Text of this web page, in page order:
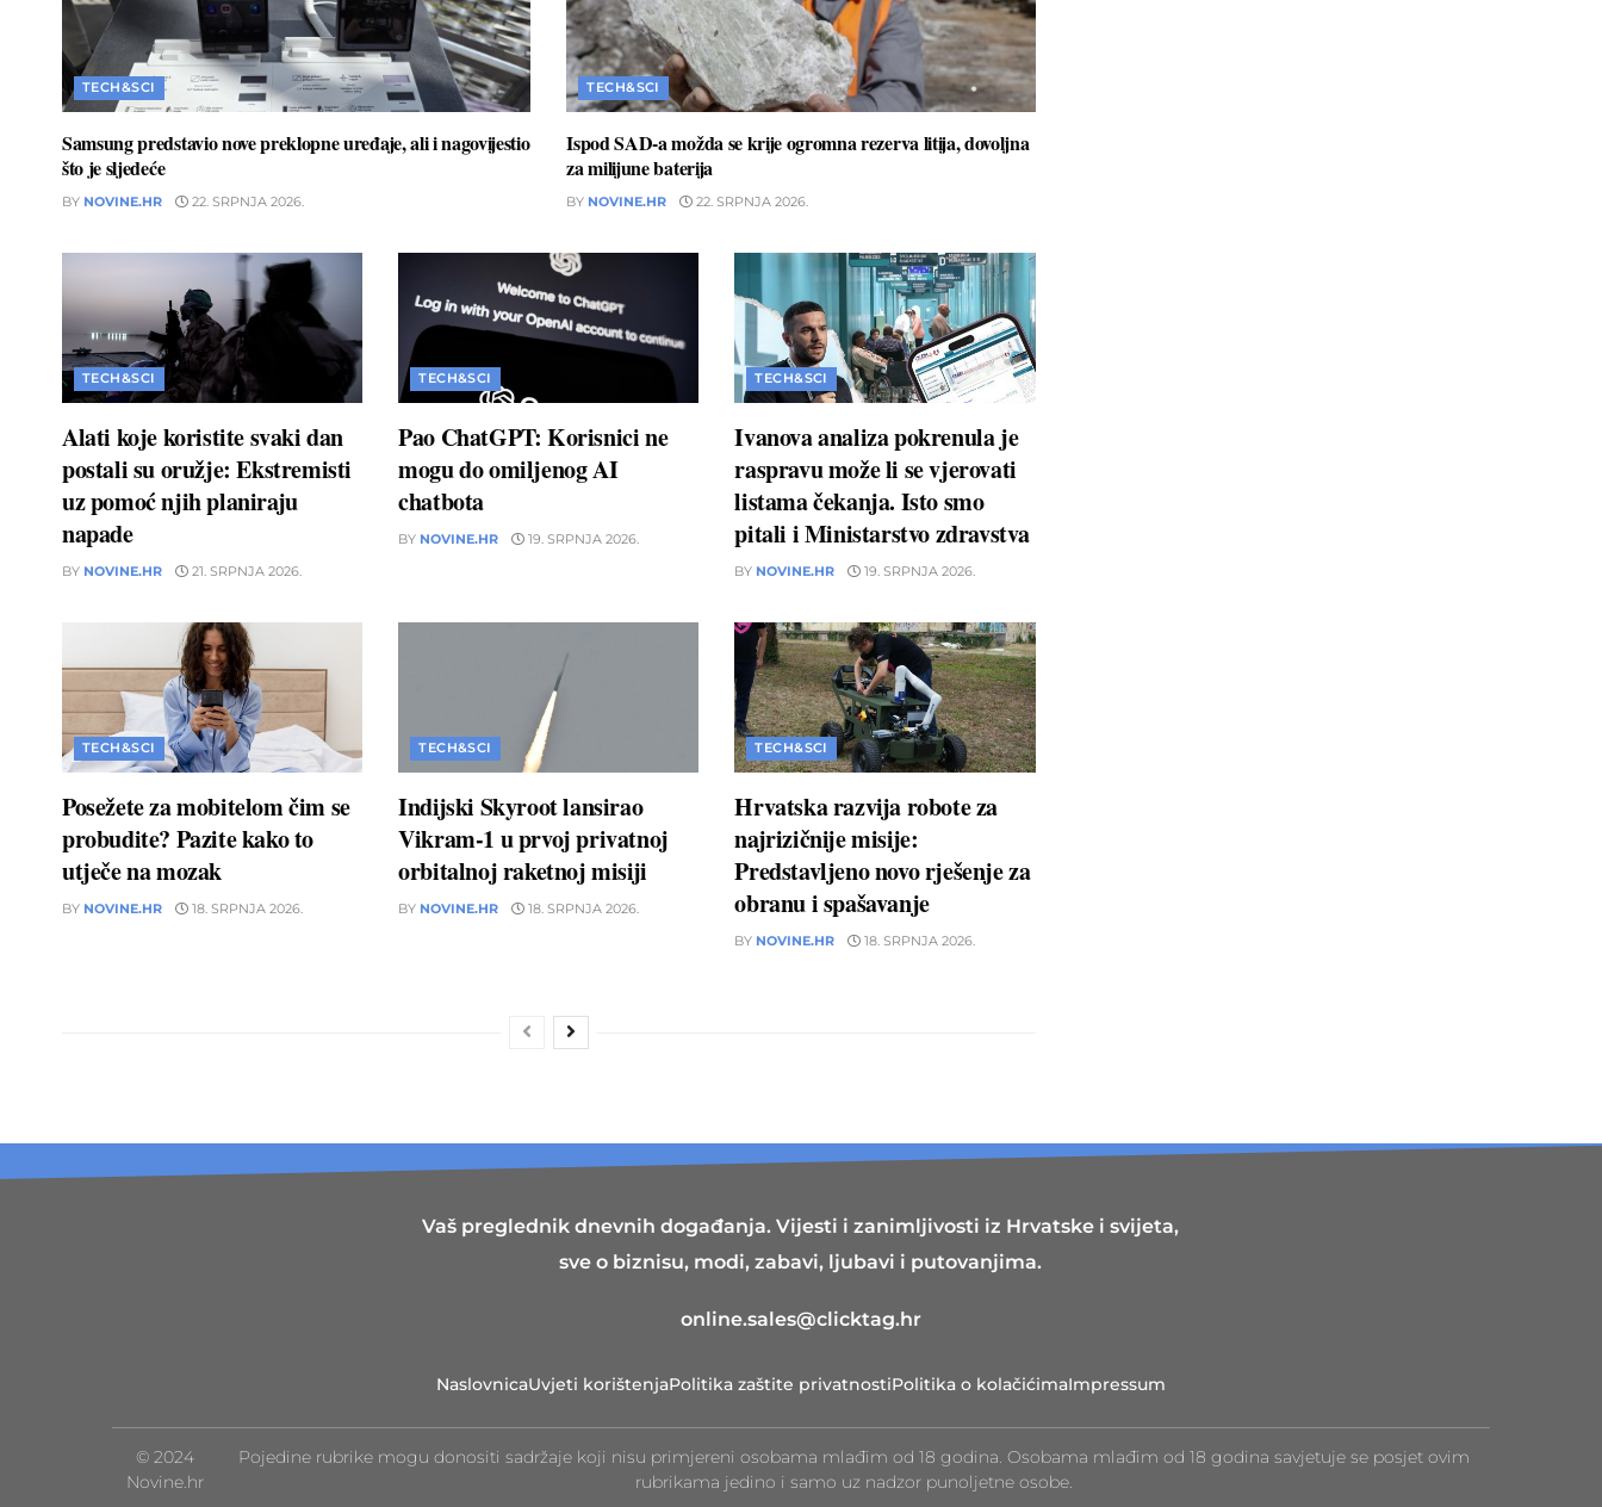
TECH&SCI
Samsung predstavio nove preklopne uređaje, ali i nagovijestio
što je sljedeće
BY NOVINE.HR 22. SRPNJA 2026.
TECH&SCI
Ispod SAD-a možda se krije ogromna rezerva litija, dovoljna
za milijune baterija
BY NOVINE.HR 22. SRPNJA 2026.
TECH&SCI
Alati koje koristite svaki dan
postali su oružje: Ekstremisti
uz pomoć njih planiraju
napade
BY NOVINE.HR 21. SRPNJA 2026.
TECH&SCI
Pao ChatGPT: Korisnici ne
mogu do omiljenog AI
chatbota
BY NOVINE.HR 19. SRPNJA 2026.
TECH&SCI
Ivanova analiza pokrenula je
raspravu može li se vjerovati
listama čekanja. Isto smo
pitali i Ministarstvo zdravstva
BY NOVINE.HR 19. SRPNJA 2026.
TECH&SCI
Posežete za mobitelom čim se
probudite? Pazite kako to
utječe na mozak
BY NOVINE.HR 18. SRPNJA 2026.
TECH&SCI
Indijski Skyroot lansirao
Vikram-1 u prvoj privatnoj
orbitalnoj raketnoj misiji
BY NOVINE.HR 18. SRPNJA 2026.
TECH&SCI
Hrvatska razvija robote za
najrizičnije misije:
Predstavljeno novo rješenje za
obranu i spašavanje
BY NOVINE.HR 18. SRPNJA 2026.
Vaš preglednik dnevnih događanja. Vijesti i zanimljivosti iz Hrvatske i svijeta,
sve o biznisu, modi, zabavi, ljubavi i putovanjima.
online.sales@clicktag.hr
NaslovnicaUvjeti korištenjaPolitika zaštite privatnostiPolitika o kolačićimaImpressum
© 2024
Novine.hr
Pojedine rubrike mogu donositi sadržaje koji nisu primjereni osobama mlađim od 18 godina. Osobama mlađim od 18 godina savjetuje se posjet ovim
rubrikama jedino i samo uz nadzor punoljetne osobe.